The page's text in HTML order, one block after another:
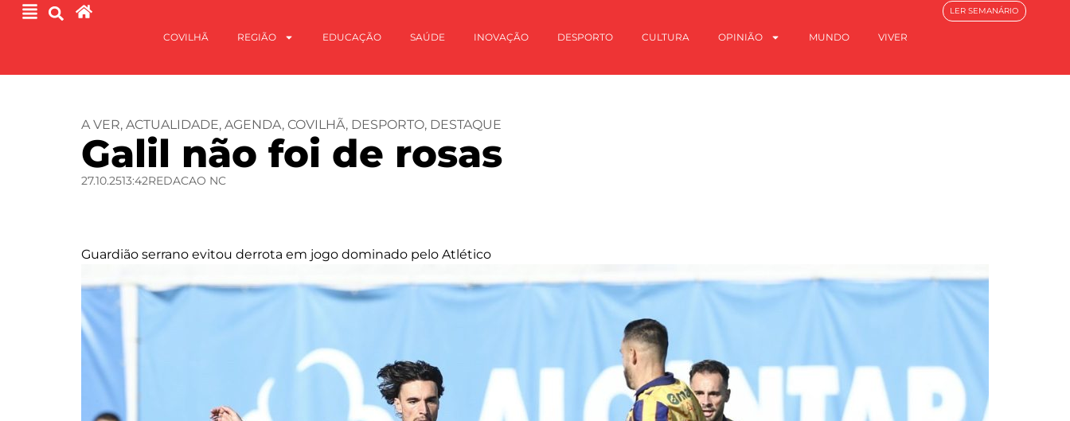
COVILHÃ REGIÃO EDUCAÇÃO SAÚDE INOVAÇÃO DESPORTO CULTURA OPINIÃO MUNDO VIVER
LER SEMANÁRIO
A VER, ACTUALIDADE, AGENDA, COVILHÃ, DESPORTO, DESTAQUE
Galil não foi de rosas
27.10.2513:42REDACAO NC
Guardião serrano evitou derrota em jogo dominado pelo Atlético